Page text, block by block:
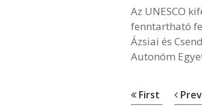
Az UNESCO
fenntartható
Ázsiai és
Autonóm
First